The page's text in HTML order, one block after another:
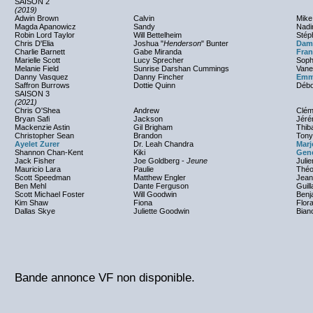
(2019)
Adwin Brown
Calvin
Magda Apanowicz
Sandy
Robin Lord Taylor
Will Bettelheim
Chris D'Elia
Joshua "Henderson" Bunter
Charlie Barnett
Gabe Miranda
Marielle Scott
Lucy Sprecher
Melanie Field
Sunrise Darshan Cummings
Danny Vasquez
Danny Fincher
Saffron Burrows
Dottie Quinn
SAISON 3
(2021)
Chris O'Shea
Andrew
Bryan Safi
Jackson
Mackenzie Astin
Gil Brigham
Christopher Sean
Brandon
Ayelet Zurer
Dr. Leah Chandra
Shannon Chan-Kent
Kiki
Jack Fisher
Joe Goldberg - Jeune
Mauricio Lara
Paulie
Scott Speedman
Matthew Engler
Ben Mehl
Dante Ferguson
Scott Michael Foster
Will Goodwin
Kim Shaw
Fiona
Dallas Skye
Juliette Goodwin
Bande annonce VF non disponible.